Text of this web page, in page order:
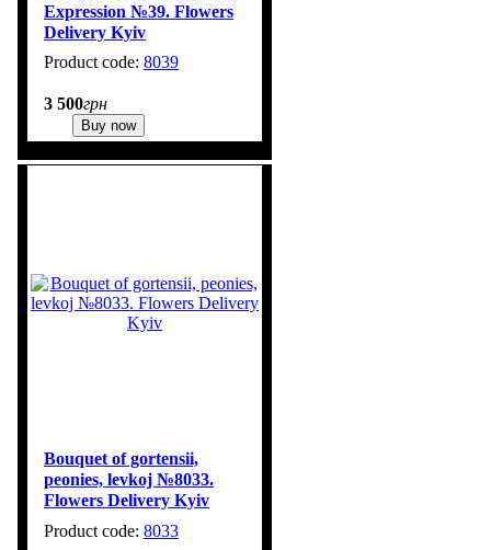
Expression №39. Flowers
Delivery Kyiv
8039
3 500грн
Buy now
Bouquet of gortensii,
peonies, levkoj №8033.
Flowers Delivery Kyiv
8033